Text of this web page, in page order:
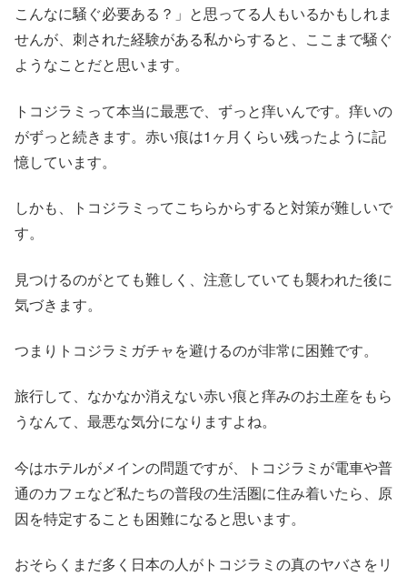
こんなに騒ぐ必要ある？」と思ってる人もいるかもしれま
せんが、刺された経験がある私からすると、ここまで騒ぐ
ようなことだと思います。
トコジラミって本当に最悪で、ずっと痒いんです。痒いの
がずっと続きます。赤い痕は1ヶ月くらい残ったように記
憶しています。
しかも、トコジラミってこちらからすると対策が難しいで
す。
見つけるのがとても難しく、注意していても襲われた後に
気づきます。
つまりトコジラミガチャを避けるのが非常に困難です。
旅行して、なかなか消えない赤い痕と痒みのお土産をもら
うなんて、最悪な気分になりますよね。
今はホテルがメインの問題ですが、トコジラミが電車や普
通のカフェなど私たちの普段の生活圏に住み着いたら、原
因を特定することも困難になると思います。
おそらくまだ多く日本の人がトコジラミの真のヤバさをリ